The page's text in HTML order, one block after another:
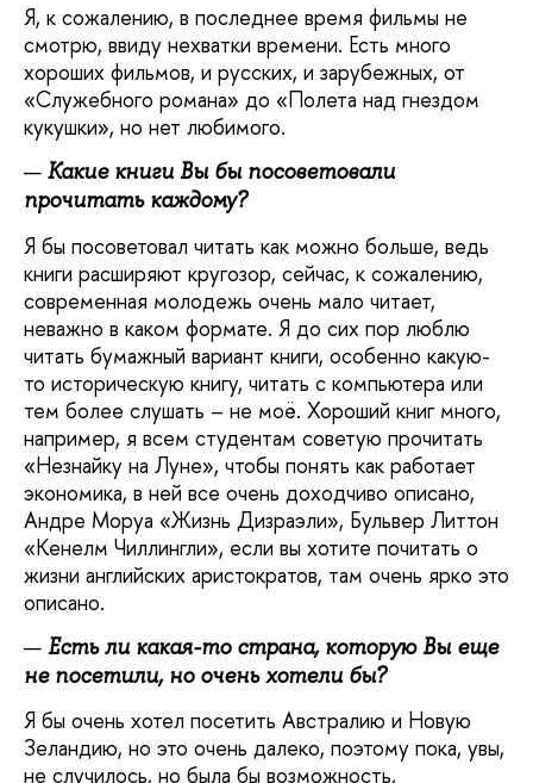
Я, к сожалению, в последнее время фильмы не
смотрю, ввиду нехватки времени. Есть много
хороших фильмов, и русских, и зарубежных, от
«Служебного романа» до «Полета над гнездом
кукушки», но нет любимого.
Какие книги Вы бы посоветовали
прочитать каждому?
Я бы посоветовал читать как можно больше, ведь
книги расширяют кругозор, сейчас, к сожалению,
современная молодежь очень мало читает,
неважно в каком формате. Я до сих пор люблю
читать бумажный вариант книги, особенно какую-
то историческую книгу, читать с компьютера или
тем более слушать – не моё. Хороший книг много,
например, я всем студентам советую прочитать
«Незнайку на Луне», чтобы понять как работает
экономика, в ней все очень доходчиво описано,
Андре Моруа «Жизнь Дизраэли», Бульвер Литтон
«Кенелм Чиллингли», если вы хотите почитать о
жизни английских аристократов, там очень ярко это
описано.
Есть ли какая-то страна, которую Вы еще
не посетили, но очень хотели бы?
Я бы очень хотел посетить Австралию и Новую
Зеландию, но это очень далеко, поэтому пока, увы,
не случилось, но была бы возможность,